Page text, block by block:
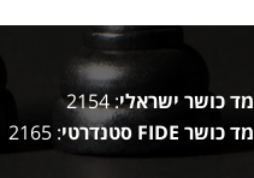
מד כושר ישראלי: 2154
מד כושר FIDE סטנדרטי
: 2165